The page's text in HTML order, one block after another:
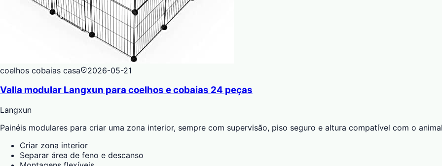
coelhos cobaias casa 2026-05-21
Valla modular Langxun para coelhos e cobaias 24 peças
Langxun
Painéis modulares para criar uma zona interior, sempre com supervisão, piso seguro e altura compatível com o
Criar zona interior
Separar área de feno e descanso